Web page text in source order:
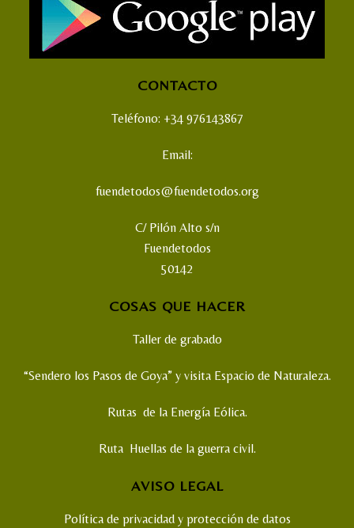
CONTACTO
Teléfono: +34 976143867
Email:
fuendetodos@fuendetodos.org
C/ Pilón Alto s/n
Fuendetodos
50142
COSAS QUE HACER
Taller de grabado
“Sendero los Pasos de Goya” y visita Espacio de Naturaleza.
Rutas de la Energía Eólica.
Ruta Huellas de la guerra civil.
AVISO LEGAL
Política de privacidad y protección de datos